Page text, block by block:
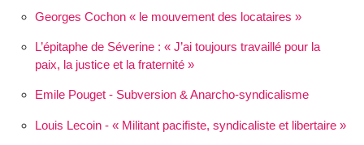
Georges Cochon « le mouvement des locataires »
L’épitaphe de Séverine :
J’ai toujours travaillé pour la
paix, la justice et la fraternité
Emile Pouget - Subversion & Anarcho-syndicalisme
Louis Lecoin - « Militant pacifiste, syndicaliste et libertaire »